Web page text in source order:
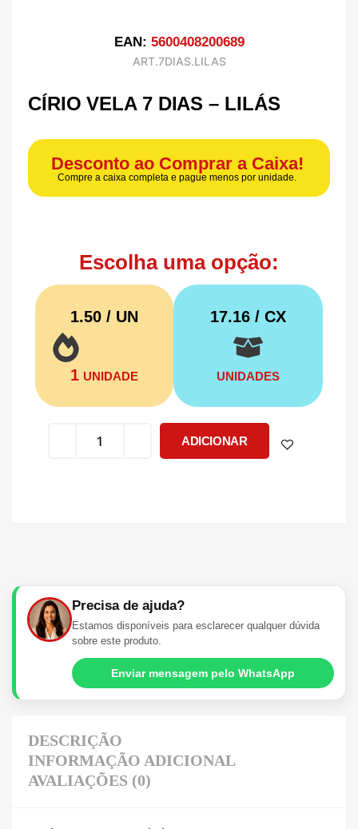
EAN: 5600408200689
ART.7DIAS.LILAS
CÍRIO VELA 7 DIAS – LILÁS
Desconto ao Comprar a Caixa!
Compre a caixa completa e pague menos por unidade.
Escolha uma opção:
1.50 / UN
1 UNIDADE
17.16/ CX
UNIDADES
ADICIONAR
Precisa de ajuda?
Estamos disponíveis para esclarecer qualquer dúvida
sobre este produto.
Enviar mensagem pelo WhatsApp
DESCRIÇÃO
INFORMAÇÃO ADICIONAL
AVALIAÇÕES (0)